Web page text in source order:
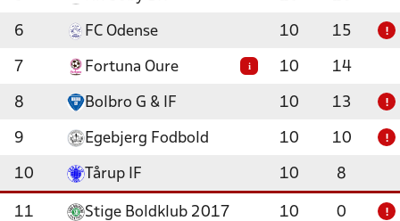
6 FC Odense 10 15 !
7 Fortuna Oure i 10 14
8 Bolbro G & IF 10 13 !
9 Egebjerg Fodbold 10 10 !
10 Tårup IF 10 8
11 Stige Boldklub 2017 10 0 !